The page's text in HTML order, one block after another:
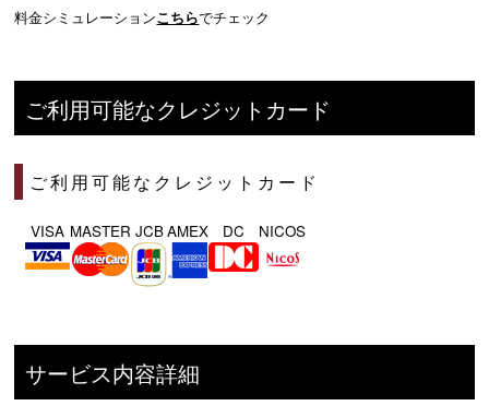
料金シミュレーションこちらでチェック
ご利用可能なクレジットカード
ご利用可能なクレジットカード
VISA MASTER JCBAMEX DC NICOS
サービス内容詳細